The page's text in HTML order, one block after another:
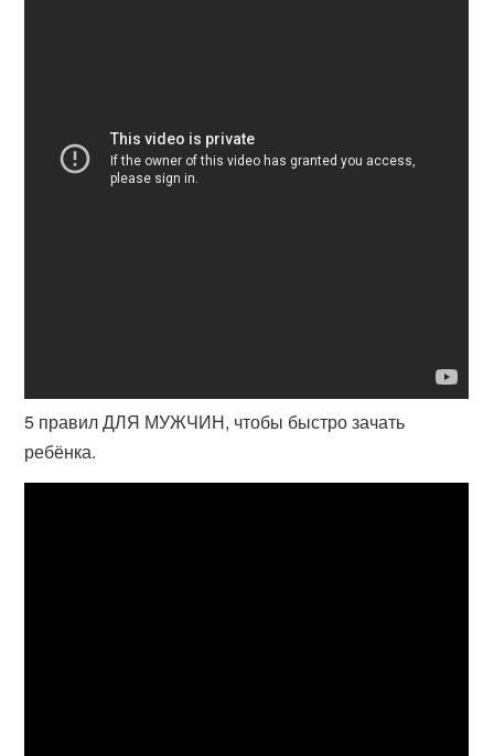
5 правил ДЛЯ МУЖЧИН, чтобы быстро зачать
ребёнка.